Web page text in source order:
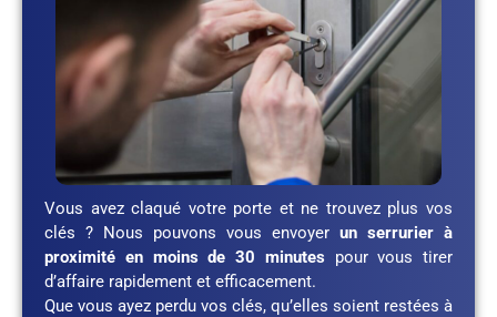
Vous avez claqué votre porte et ne trouvez plus vos
clés ? Nous pouvons vous envoyer un serrurier à
proximité en moins de 30 minutes pour vous tirer
d’affaire rapidement et efficacement.
Que vous ayez perdu vos clés, qu’elles soient restées à